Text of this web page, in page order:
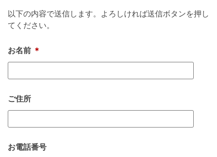
以下の内容で送信します。よろしければ送信ボタンを押し
てください。
お名前 ＊
ご住所
お電話番号